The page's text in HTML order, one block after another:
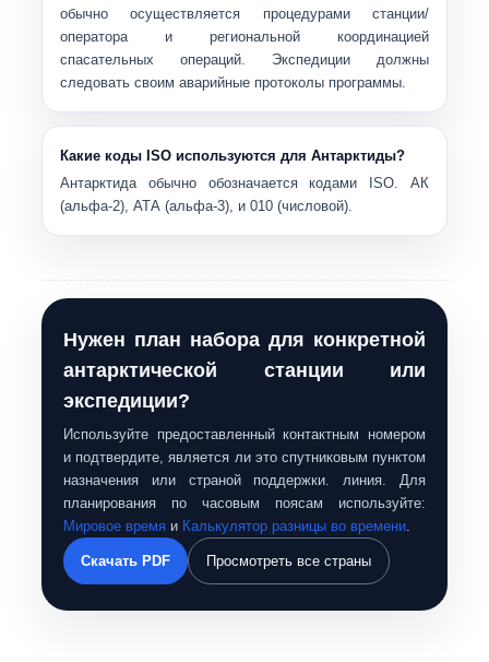
обычно осуществляется процедурами станции/
оператора и региональной координацией
спасательных операций. Экспедиции должны
следовать своим аварийные протоколы программы.
Какие коды ISO используются для Антарктиды?
Антарктида обычно обозначается кодами ISO. АК
(альфа-2),АТА (альфа-3), и010 (числовой).
Нужен план набора для конкретной
антарктической станции или
экспедиции?
Используйте предоставленный контактным номером
и подтвердите, является ли это спутниковым пунктом
назначения или страной поддержки. линия. Для
планирования по часовым поясам используйте:
Мировое время и Калькулятор разницы во времени.
Скачать PDF Просмотреть все страны